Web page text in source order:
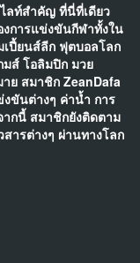
ลท์สำคัญ ที่นี่ที่เดียว
การแข่งขันกีฬาทั้งใน
เปี้ยนส์ลีก ฟุตบอลโลก
มส์ โอลิมปิก มวย
ย สมาชิก ZeanDafa
ขันต่างๆ ค่าน้ำ การ
กนี้ สมาชิกยังติดตาม
ารต่างๆ ผ่านทางโลก